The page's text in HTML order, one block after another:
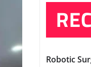
Robotic